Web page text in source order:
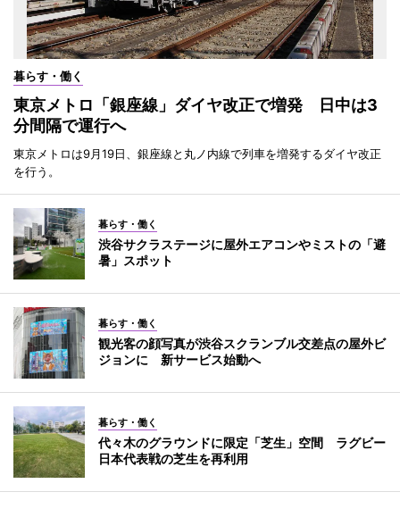
暮らす・働く
東京メトロ「銀座線」ダイヤ改正で増発 日中は3
分間隔で運行へ
東京メトロは9月19日、銀座線と丸ノ内線で列車を増発するダイヤ改正
を行う。
暮らす・働く
渋谷サクラステージに屋外エアコンやミストの「避
暑」スポット
暮らす・働く
観光客の顔写真が渋谷スクランブル交差点の屋外ビ
ジョンに 新サービス始動へ
暮らす・働く
代々木のグラウンドに限定「芝生」空間 ラグビー
日本代表戦の芝生を再利用